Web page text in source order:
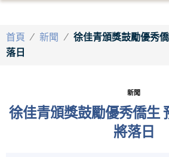
首頁 / 新聞 / 徐佳青頒獎鼓勵優秀
落日
新聞
徐佳青頒獎鼓勵優秀僑生
將落日